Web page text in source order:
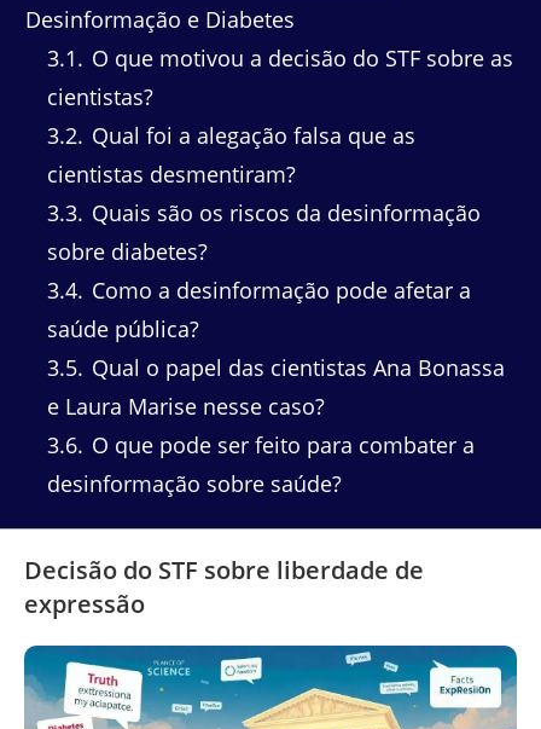
Desinformação e Diabetes
3.1
O que motivou a decisão do STF sobre as
cientistas?
3.2 Qual foi a alegação falsa que as
cientistas desmentiram?
3.3 Quais são os riscos da desinformação
sobre diabetes?
3.4 Como a desinformação pode afetar a
saúde pública?
3.5 Qual o papel das cientistas Ana Bonassa
e Laura Marise nesse caso?
3.6 O que pode ser feito para combater a
desinformação sobre saúde?
Decisão do STF sobre liberdade de
expressão